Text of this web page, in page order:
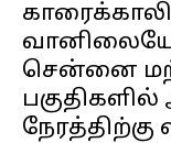
வானிலையே
சென்னை